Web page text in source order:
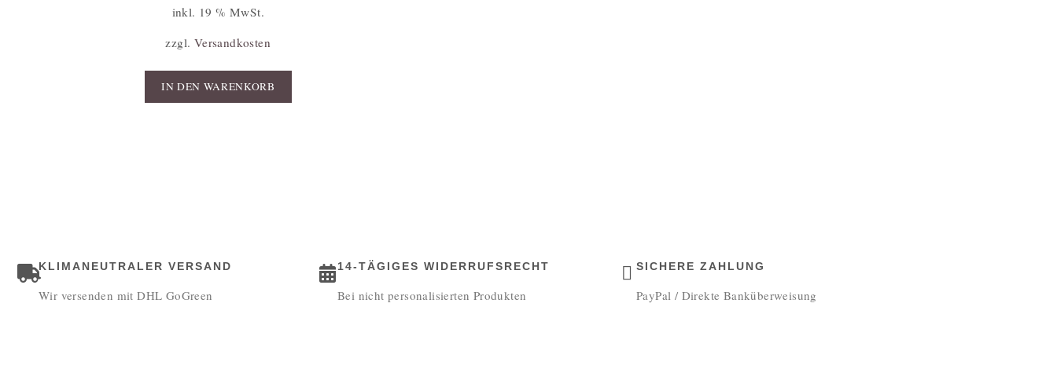
inkl. 19 % MwSt.
zzgl. Versandkosten
IN DEN WARENKORB
KLIMANEUTRALER VERSAND
Wir versenden mit DHL GoGreen
14-TÄGIGES WIDERRUFSRECHT
Bei nicht personalisierten Produkten
SICHERE ZAHLUNG
PayPal / Direkte Banküberweisung